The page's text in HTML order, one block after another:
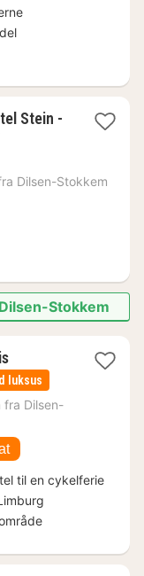
Stein -
Dilsen-Stokkem
Stokkem
1
nat
fra
1757
luksus
fra Dilsen-
til en cykelferie